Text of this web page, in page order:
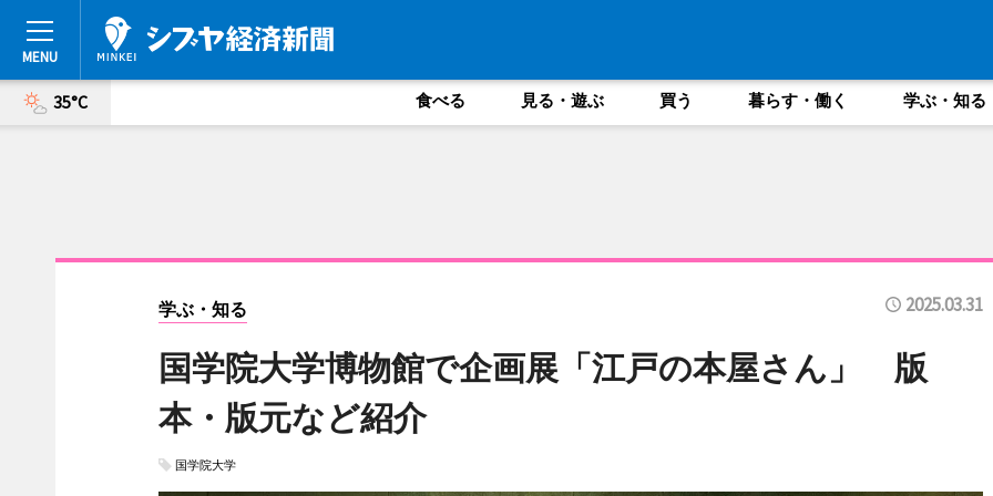
35°C 食べる 見る・遊ぶ 買う 暮らす・働く 学ぶ・知る
学ぶ・知る 2025.03.31
国学院大学博物館で企画展「江戸の本屋さん」 版
本・版元など紹介
国学院大学